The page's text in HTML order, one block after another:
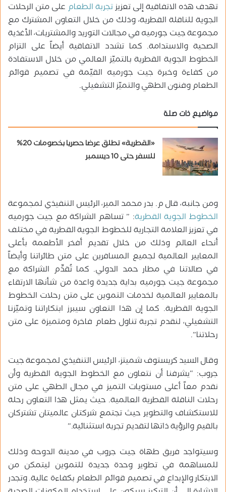
تهدف هذه الاتفاقية إلى تعزيزتجربة الطعام على متن الرحلات
الجوية للناقلة القطرية، وذلك من خلال التعاون المشترك مع
مجموعة جيت جورميه في مجالات التوريد والمشتريات، الأغذية
الصحية والاستدامة. كما تشدد الاتفاقية أيضاً على التزام
الخطوط الجوية القطرية بالتميّز العالمي من خلال الاستفادة
من كفاءة وخبرة جيت جورميه القيّمة في تصميم قوائم
الطعام وفنون الطهي والتميّز التشغيلي.
مواضيع ذات صلة
«القطرية» تطلق عرضا حصريا بخصومات 20%
للسفر حتى 10 ديسمبر
ومن جانبه، قال م. بدر محمد المير، الرئيس التنفيذي لمجموعة
الخطوط الجوية القطرية: ” تساهم الشراكة مع جيت جورميه
في تعزيز العلامة التجارية للخطوط الجوية القطرية في مختلف
أنحاء العالم وذلك من خلال تقديم أفخر الأطعمة بأعلى
المعايير العالمية لجميع المسافرين على متن طائراتنا وأيضاً
في صالاتنا في مطار حمد الدولي. كما تُقدِّم الشراكة مع
مجموعة جيت جورميه بداية جديدة واعدة من شأنها الارتقاء
بالمعايير العالمية لخدمات التموين على متن رحلات الخطوط
الجوية القطرية. كما إن هذا التعاون سيبرز ابتكاراتنا وتميّزنا
التشغيلي، لنقدم تجربة تناول طعام فاخرة ومتميزة على متن
رحلاتنا”.
وقال السيد كريستوف شميتز، الرئيس التنفيذي لمجموعة جيت
جروب: “يشرفنا أن نتعاون مع الخطوط الجوية القطرية وأن
نقدم معاً أعلى مستويات التميز في مجال الطهي على متن
رحلات الناقلة القطرية العالمية. حيث يمثل هذا التعاون رحلة
للاستكشاف والتطوير حيث تجتمع شركتان عالميتان تشتركان
بالقيم والرؤية ذاتها لتقديم تجربة استثنائية.”
وسيتواجد فريق طهاة جيت جروب في مدينة الدوحة وذلك
للمساهمة في تطوير وحدة جديدة للتموين ليتمكن من
الابتكار والإبداع في تصميم قوائم الطعام بكفاءة عالية. وتجدر